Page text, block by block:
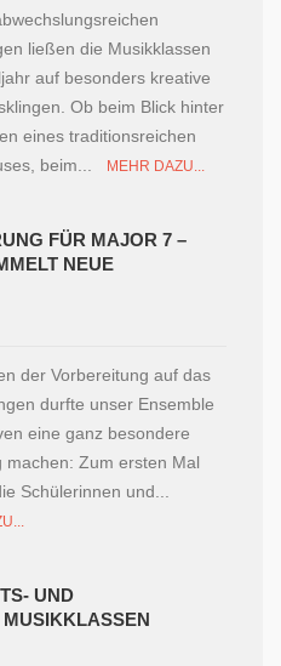
ließen die Musikklassen
auf besonders kreative
Ob beim Blick hinter
eines traditionsreichen
beim...
MEHR DAZU...
FÜR MAJOR 7 –
NEUE
der Vorbereitung auf das
durfte unser Ensemble
eine ganz besondere
machen: Zum ersten Mal
Schülerinnen und...
UND